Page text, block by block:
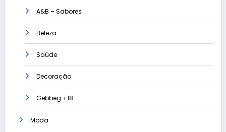
A&B – Sabores
Beleza
Saúde
Decoração
Gebbeg +18
Moda